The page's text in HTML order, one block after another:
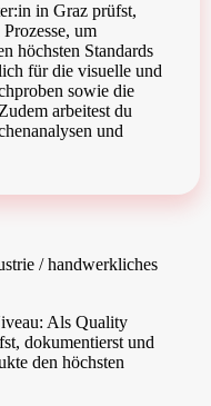
in Graz prüfst,
um
höchsten Standards
für die visuelle und
sowie die
arbeitest du
und
/ handwerkliches
Als Quality
dokumentierst und
den höchsten